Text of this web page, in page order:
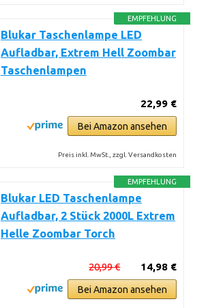
EMPFEHLUNG
Blukar Taschenlampe LED
Aufladbar, Extrem Hell Zoombar
Taschenlampen
22,99 €
Bei Amazon ansehen
Preis inkl. MwSt., zzgl. Versandkosten
EMPFEHLUNG
Blukar LED Taschenlampe
Aufladbar, 2 Stück 2000L Extrem
Helle Zoombar Torch
14,98 €
20,99 €
Bei Amazon ansehen